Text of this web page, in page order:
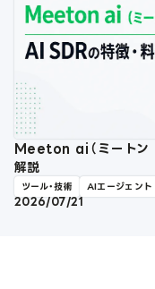
Meeton ai（ミートン
解説
ツール・技術 AIエージェント
2026/07/21